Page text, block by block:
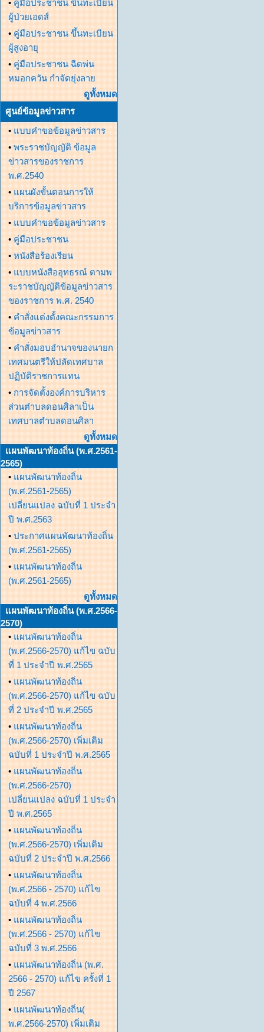
• คู่มือประชาชน ขึ้นทะเบียน
ผู้ป่วยเอดส์
• คู่มือประชาชน ขึ้นทะเบียน
ผู้สูงอายุ
• คู่มือประชาชน ฉีดพ่น
หมอกควัน กำจัดยุ่งลาย
ดูทั้งหมด
ศูนย์ข้อมูลข่าวสาร
• แบบคำขอข้อมูลข่าวสาร
• พระราชบัญญัติ ข้อมูล
ข่าวสารของราชการ
พ.ศ.2540
• แผนผังขั้นตอนการให้
บริการข้อมูลข่าวสาร
• แบบคำขอข้อมูลข่าวสาร
• คู่มือประชาชน
• หนังสือร้องเรียน
• แบบหนังสืออุทธรณ์ ตามพ
ระราชบัญญัติข้อมูลข่าวสาร
ของราชการ พ.ศ. 2540
• คำสั่งแต่งตั้งคณะกรรมการ
ข้อมูลข่าวสาร
• คำสั่งมอบอำนาจของนายก
เทศมนตรีให้ปลัดเทศบาล
ปฏิบัติราชการแทน
• การจัดตั้งองค์การบริหาร
ส่วนตำบลดอนศิลาเป็น
เทศบาลตำบลดอนศิลา
ดูทั้งหมด
แผนพัฒนาท้องถิ่น (พ.ศ.2561-
2565)
• แผนพัฒนาท้องถิ่น
(พ.ศ.2561-2565)
เปลี่ยนแปลง ฉบับที่ 1 ประจำ
ปี พ.ศ.2563
• ประกาศแผนพัฒนาท้องถิ่น
(พ.ศ.2561-2565)
• แผนพัฒนาท้องถิ่น
(พ.ศ.2561-2565)
ดูทั้งหมด
แผนพัฒนาท้องถิ่น (พ.ศ.2566-
2570)
• แผนพัฒนาท้องถิ่น
(พ.ศ.2566-2570) แก้ไข ฉบับ
ที่ 1 ประจำปี พ.ศ.2565
• แผนพัฒนาท้องถิ่น
(พ.ศ.2566-2570) แก้ไข ฉบับ
ที่ 2 ประจำปี พ.ศ.2565
• แผนพัฒนาท้องถิ่น
(พ.ศ.2566-2570) เพิ่มเติม
ฉบับที่ 1 ประจำปี พ.ศ.2565
• แผนพัฒนาท้องถิ่น
(พ.ศ.2566-2570)
เปลี่ยนแปลง ฉบับที่ 1 ประจำ
ปี พ.ศ.2565
• แผนพัฒนาท้องถิ่น
(พ.ศ.2566-2570) เพิ่มเติม
ฉบับที่ 2 ประจำปี พ.ศ.2566
• แผนพัฒนาท้องถิ่น
(พ.ศ.2566 - 2570) แก้ไข
ฉบับที่ 4 พ.ศ.2566
• แผนพัฒนาท้องถิ่น
(พ.ศ.2566 - 2570) แก้ไข
ฉบับที่ 3 พ.ศ.2566
• แผนพัฒนาท้องถิ่น (พ.ศ.
2566 - 2570) แก้ไข ครั้งที่ 1
ปี 2567
• แผนพัฒนาท้องถิ่น(
พ.ศ.2566-2570) เพิ่มเติม